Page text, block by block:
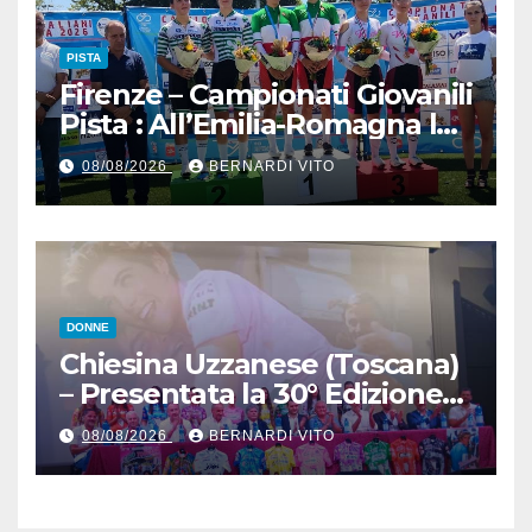
tecnica
PISTA
Firenze – Campionati Giovanili
Pista : All’Emilia-Romagna la
Maglia Tricolore Madison
“Donne Allieve”
08/08/2026 BERNARDI VITO
DONNE
Chiesina Uzzanese (Toscana)
– Presentata la 30° Edizione
del Giro della Toscana
Femminile : Si disputerà dal
27 al 30 Agosto 2026
08/08/2026 BERNARDI VITO